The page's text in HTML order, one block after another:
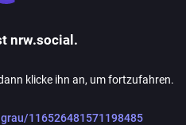
nrw.social.
klicke ihn an, um fortzufahren.
116526481571198485